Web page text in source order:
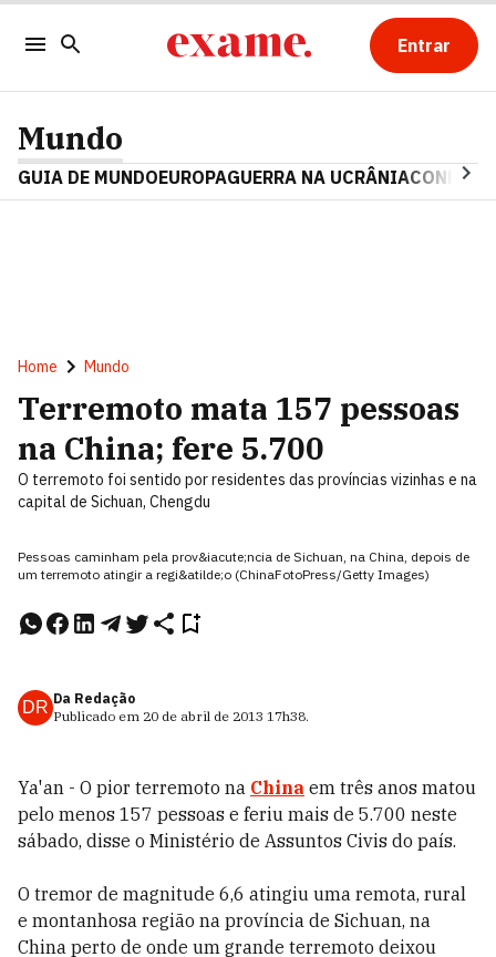
Entrar
Mundo
GUIA DE MUNDOEUROPAGUERRA NA UCRÂNIA
Home Mundo
Terremoto mata 157 pessoas
na China; fere 5.700
O terremoto foi sentido por residentes das províncias vizinhas e na
capital de Sichuan, Chengdu
Pessoas caminham pela prov&iacute;ncia de Sichuan, na China, depois de
um terremoto atingir a regi&atilde;o (ChinaFotoPress/Getty Images)
DR Da Redação
Publicado em 20 de abril de 2013 17h38.
Ya'an - O pior terremoto na China em três anos matou
pelo menos 157 pessoas e feriu mais de 5.700 neste
sábado, disse o Ministério de Assuntos Civis do país.
O tremor de magnitude 6,6 atingiu uma remota, rural
e montanhosa região na província de Sichuan, na
China perto de onde um grande terremoto deixou